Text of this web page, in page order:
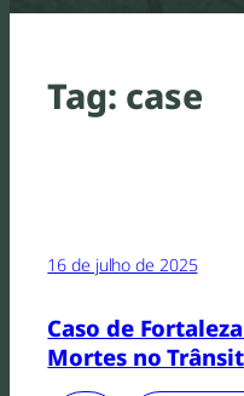
Tag: case
16 de julho de 2025
Caso de
Mortes no